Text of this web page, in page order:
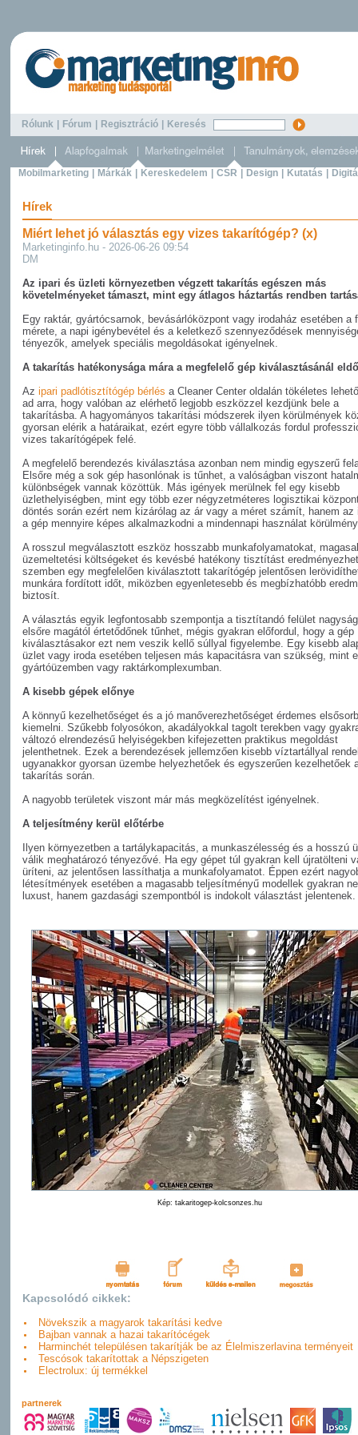
Rólunk Fórum Regisztráció Keresés
Mobilmarketing Márkák Kereskedelem CSR Design Kutatás
Hírek
Miért lehet jó választás egy vizes takarítógép? (x)
Marketinginfo.hu - 2026-06-26 09:54
DM
Az ipari és üzleti környezetben végzett takarítás egészen más
követelményeket támaszt, mint egy átlagos háztartás rendben
Egy raktár, gyártócsarnok, bevásárlóközpont vagy irodaház esetében a
mérete, a napi igénybevétel és a keletkező szennyeződések
tényezők, amelyek speciális megoldásokat igényelnek.
A takarítás hatékonysága mára a megfelelő gép kiválasztásánál
Az ipari padlótisztítógép bérlés a Cleaner Center oldalán tökéletes
ad arra, hogy valóban az elérhető legjobb eszközzel kezdjünk bele a
takarításba. A hagyományos takarítási módszerek ilyen körülmények
gyorsan elérik a határaikat, ezért egyre több vállalkozás fordul
vizes takarítógépek felé.
A megfelelő berendezés kiválasztása azonban nem mindig egyszerű
Elsőre még a sok gép hasonlónak is tűnhet, a valóságban viszont
különbségek vannak közöttük. Más igények merülnek fel egy kisebb
üzlethelyiségben, mint egy több ezer négyzetméteres logisztikai
döntés során ezért nem kizárólag az ár vagy a méret számít, hanem az
a gép mennyire képes alkalmazkodni a mindennapi használat
A rosszul megválasztott eszköz hosszabb munkafolyamatokat,
üzemeltetési költségeket és kevésbé hatékony tisztítást
szemben egy megfelelően kiválasztott takarítógép jelentősen
munkára fordított időt, miközben egyenletesebb és megbízhatóbb
biztosít.
A választás egyik legfontosabb szempontja a tisztítandó felület
elsőre magától értetődőnek tűnhet, mégis gyakran előfordul, hogy a gép
kiválasztásakor ezt nem veszik kellő súllyal figyelembe. Egy kisebb
üzlet vagy iroda esetében teljesen más kapacitásra van szükség, mint
gyártóüzemben vagy raktárkomplexumban.
A kisebb gépek előnye
A könnyű kezelhetőséget és a jó manőverezhetőséget érdemes
kiemelni. Szűkebb folyosókon, akadályokkal tagolt terekben vagy
változó elrendezésű helyiségekben kifejezetten praktikus megoldást
jelenthetnek. Ezek a berendezések jellemzően kisebb víztartállyal
ugyanakkor gyorsan üzembe helyezhetőek és egyszerűen kezelhetőek
takarítás során.
A nagyobb területek viszont már más megközelítést igényelnek.
A teljesítmény kerül előtérbe
Ilyen környezetben a tartálykapacitás, a munkaszélesség és a hosszú
válik meghatározó tényezővé. Ha egy gépet túl gyakran kell újratölteni
üríteni, az jelentősen lassíthatja a munkafolyamatot. Éppen ezért
létesítmények esetében a magasabb teljesítményű modellek gyakran
luxust, hanem gazdasági szempontból is indokolt választást jelentenek.
Kép: takaritogep-kolcsonzes.hu
Kapcsolódó cikkek:
Növekszik a magyarok takarítási kedve
Bajban vannak a hazai takarítócégek
Harminchét településen takarítják be az Élelmiszerlavina terményeit
Tescósok takarítottak a Népszigeten
Electrolux: új termékkel
partnerek